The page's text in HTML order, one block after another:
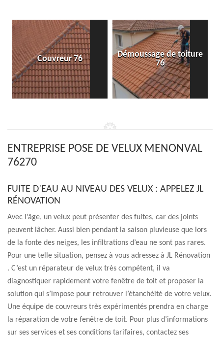
76
Démoussage de toiture
Etanchéité
ENTREPRISE POSE DE VELUX MENONVAL
76270
FUITE D’EAU AU NIVEAU DES VELUX : APPELEZ JL
RÉNOVATION
Avec l’âge, un velux peut présenter des fuites, car des joints
peuvent lâcher. Aussi bien pendant la saison pluvieuse que lors
de la fonte des neiges, les infiltrations d’eau ne sont pas rares.
Pour une telle situation, pensez à vous adressez à JL Rénovation
. C’est un réparateur de velux très compétent, il va
diagnostiquer rapidement votre fenêtre de toit et proposer la
solution qui s’impose pour retrouver l’étanchéité de votre velux.
Une équipe de couvreurs très expérimentés prendra en charge
la réparation de votre fenêtre de toit. Pour plus d’informations
sur ses services et ses conditions tarifaires, contactez ses